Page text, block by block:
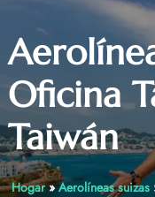
Oficina
Taiwán
Hogar»Aerolíneas suizas